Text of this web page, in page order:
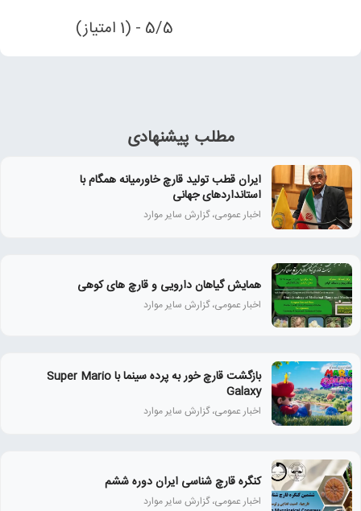
5/5 - (1 امتیاز)
مطلب پیشنهادی
ایران قطب تولید قارچ خاورمیانه همگام با
استانداردهای جهانی
اخبار عمومی، گزارش سایر موارد
همايش گياهان دارويی و قارچ‌ های كوهی
اخبار عمومی، گزارش سایر موارد
بازگشت قارچ خور به پرده سینما با Super Mario
Galaxy
اخبار عمومی، گزارش سایر موارد
کنگره قارچ شناسی ایران دوره ششم
اخبار عمومی، گزارش سایر موارد